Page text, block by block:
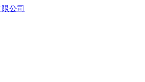
公司